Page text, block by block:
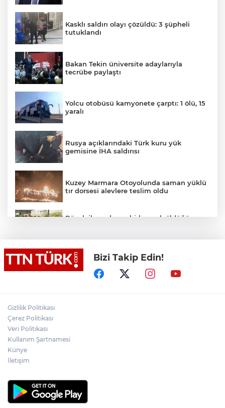
Kasklı saldırı olayı çözüldü: 3 şüpheli
tutuklandı
Bakan Tekin üniversite adaylarıyla
tecrübe paylaştı
Yolcu otobüsü kamyonete çarptı: 1 ölü, 15
yaralı
Rusya açıklarındaki Türk kuru yük
gemisine İHA saldırısı
Kuzey Marmara Otoyolunda saman yüklü
tır dorsesi alevlere teslim oldu
Böcek ilacından zehirlenerek öldüğü
İstanbul’dan Tekirdağ’a hafta sonu akını:
Kilometrelerce araç kuyruğu
Terörsüz Türkiye yasa teklifi
Bizi Takip Edin!
Gizlilik Politikası
Çerez Politikası
Veri Politikası
Kullanım Şartnamesi
Künye
İletişim